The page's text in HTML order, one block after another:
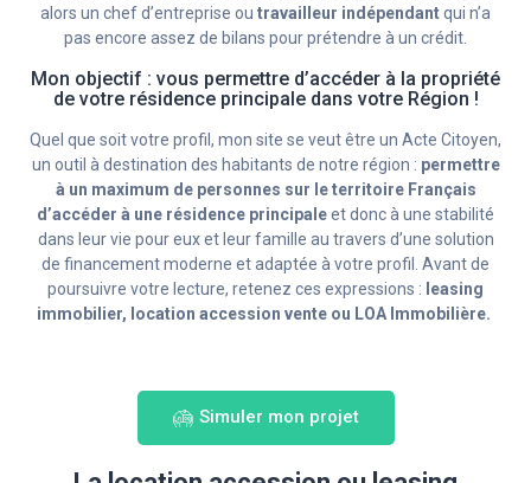
alors un chef d’entreprise ou travailleur indépendantqui n’a
pas encore assez de bilans pour prétendre à un crédit.
Mon objectif : vous permettre d’accéder à la propriété
de votre résidence principale dans votre Région !
Quel que soit votre profil, mon site se veut être un Acte Citoyen,
un outil à destination des habitants de notre région : permettre
à un maximum de personnes sur le territoire Français
d’accéder à une résidence principaleet donc à une stabilité
dans leur vie pour eux et leur famille au travers d’une solution
de financement moderne et adaptée à votre profil. Avant de
poursuivre votre lecture, retenez ces expressions : leasing
immobilier, location accession vente ou LOA Immobilière.
Simuler mon projet